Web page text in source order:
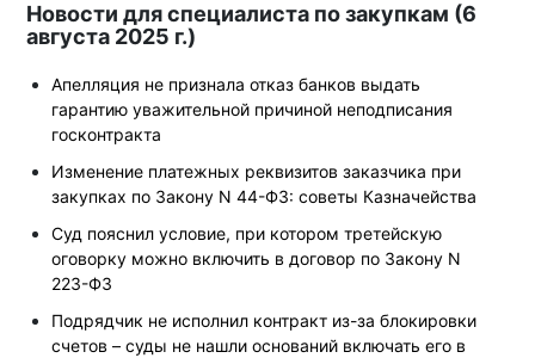
Новости для специалиста по закупкам (6
августа 2025 г.)
Апелляция не признала отказ банков выдать
гарантию уважительной причиной неподписания
госконтракта
Изменение платежных реквизитов заказчика при
закупках по Закону N 44-ФЗ: советы Казначейства
Суд пояснил условие, при котором третейскую
оговорку можно включить в договор по Закону N
223-ФЗ
Подрядчик не исполнил контракт из-за блокировки
счетов – суды не нашли оснований включать его в